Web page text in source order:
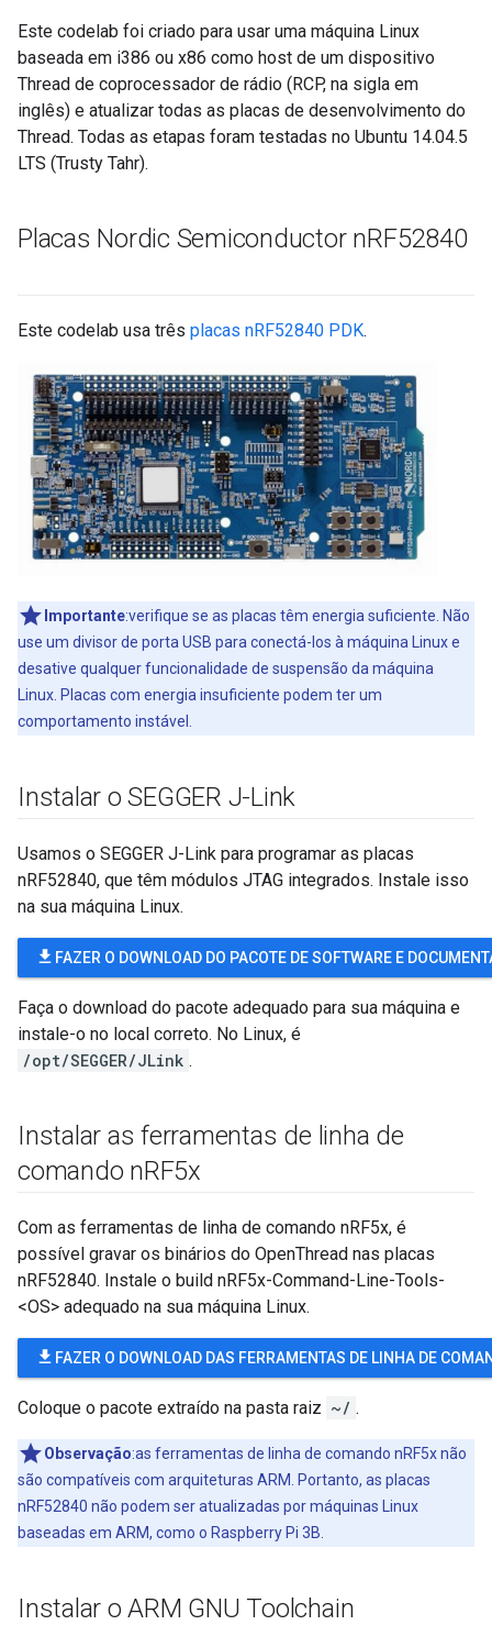
Este codelab foi criado para usar uma máquina Linux
baseada em i386 ou x86 como host de um dispositivo
Thread de coprocessador de rádio (RCP, na sigla em
inglês) e atualizar todas as placas de desenvolvimento do
Thread. Todas as etapas foram testadas no Ubuntu 14.04.5
LTS (Trusty Tahr).
Placas Nordic Semiconductor nRF52840
Este codelab usa três placas nRF52840 PDK.
Importante:verifique se as placas têm energia suficiente. Não
use um divisor de porta USB para conectá-los à máquina Linux e
desative qualquer funcionalidade de suspensão da máquina
Linux. Placas com energia insuficiente podem ter um
comportamento instável.
Instalar o SEGGER J-Link
Usamos o SEGGER J-Link para programar as placas
nRF52840, que têm módulos JTAG integrados. Instale isso
na sua máquina Linux.
file_download FAZER O DOWNLOAD DO PACOTE DE SOFTWARE E
Faça o download do pacote adequado para sua máquina e
instale-o no local correto. No Linux, é
/opt/SEGGER/JLink .
Instalar as ferramentas de linha de
comando nRF5x
Com as ferramentas de linha de comando nRF5x, é
possível gravar os binários do OpenThread nas placas
nRF52840. Instale o build nRF5x-Command-Line-Tools-
<OS> adequado na sua máquina Linux.
file_download FAZER O DOWNLOAD DAS FERRAMENTAS DE LINHA DE
Coloque o pacote extraído na pasta raiz ~/ .
Observação:as ferramentas de linha de comando nRF5x não
são compatíveis com arquiteturas ARM. Portanto, as placas
nRF52840 não podem ser atualizadas por máquinas Linux
baseadas em ARM, como o Raspberry Pi 3B.
Instalar o ARM GNU Toolchain